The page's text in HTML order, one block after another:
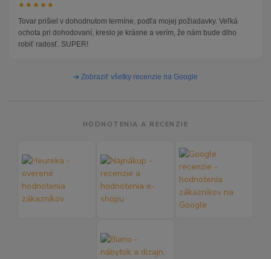
★★★★★
Tovar prišiel v dohodnutom termíne, podľa mojej požiadavky. Veľká
ochota pri dohodovaní, kreslo je krásne a verím, že nám bude dlho
robiť radosť. SUPER!
➜ Zobraziť všetky recenzie na Google
HODNOTENIA A RECENZIE